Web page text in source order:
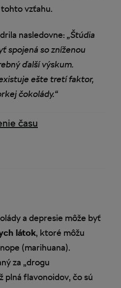
vzťahu.
nasledovne: „Štúdia
spojená so zníženou
ďalší výskum.
ešte tretí faktor,
čokolády.“
času
a depresie môže byť
látok, ktoré môžu
(marihuana).
za „drogu
plná flavonoidov, čo sú